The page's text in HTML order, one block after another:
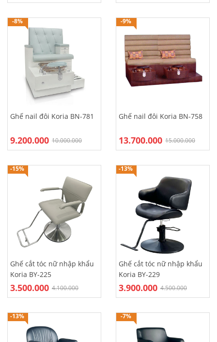
-8%
Ghế nail đôi Koria BN-781
10.000.000
9.200.000
-9%
Ghế nail đôi Koria BN-758
15.000.000
13.700.000
-15%
Ghế cắt tóc nữ nhập khẩu
Koria BY-225
4.100.000
3.500.000
-13%
Ghế cắt tóc nữ nhập khẩu
Koria BY-229
4.500.000
3.900.000
-13% -7%